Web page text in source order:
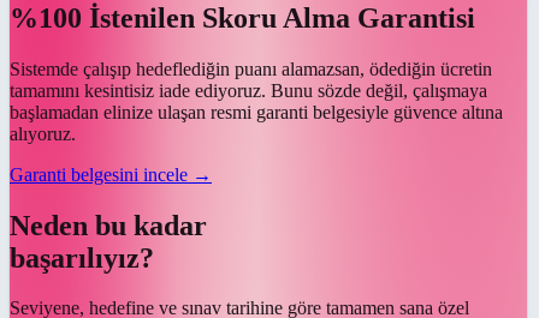
%100 İstenilen Skoru Alma Garantisi
Sistemde çalışıp hedeflediğin puanı alamazsan, ödediğin ücretin
tamamını kesintisiz iade ediyoruz. Bunu sözde değil, çalışmaya
başlamadan elinize ulaşan resmi garanti belgesiyle güvence altına
alıyoruz.
Garanti belgesini incele →
Neden bu kadar
başarılıyız?
Seviyene, hedefine ve sınav tarihine göre tamamen sana özel